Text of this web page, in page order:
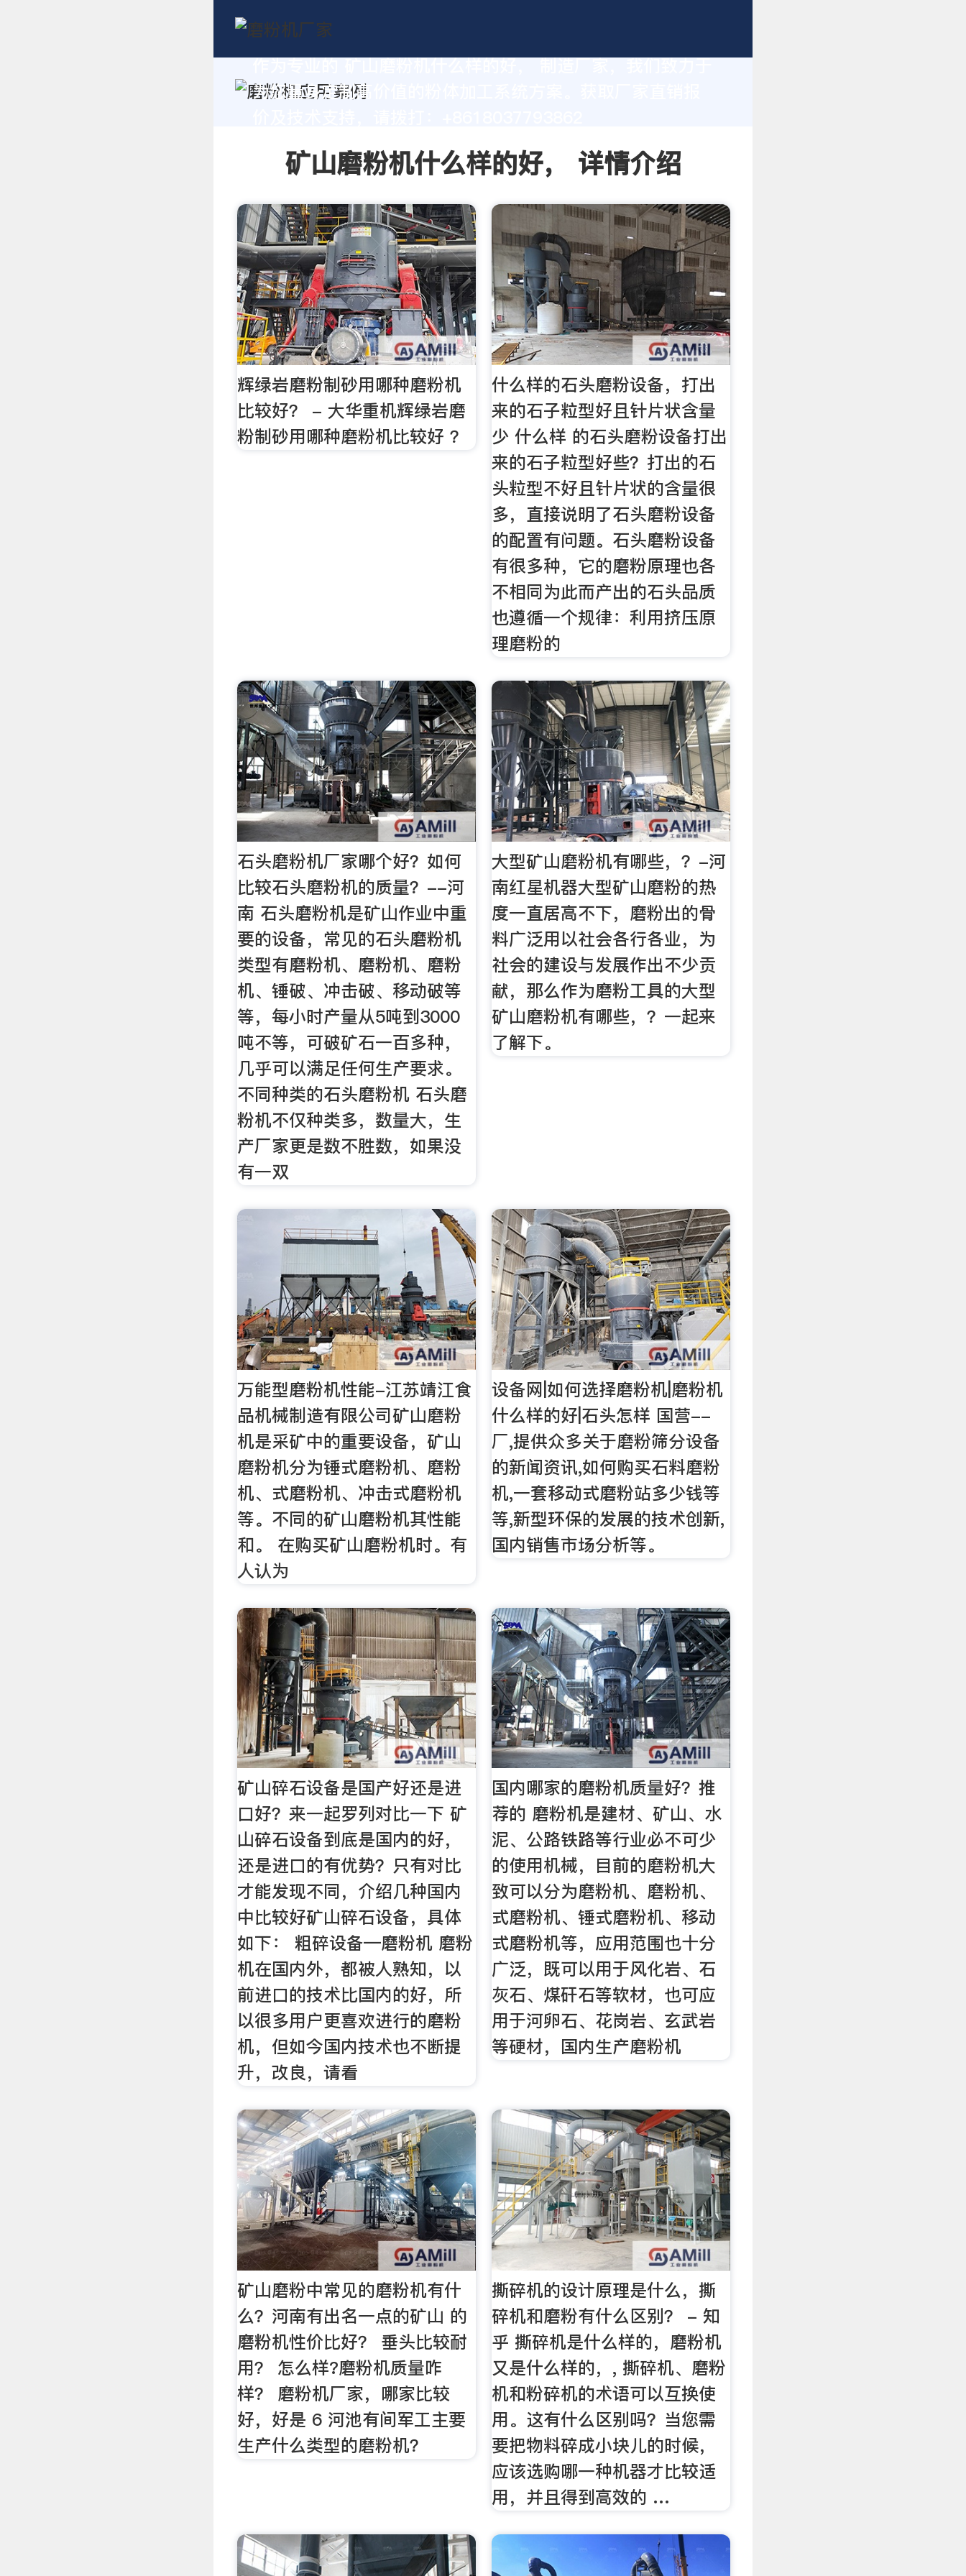
为您量身定制高价值的粉体加工系统方案。获取厂家直销报
矿山磨粉机什么样的好， 详情介绍
辉绿岩磨粉制砂用哪种磨粉机
比较好？ - 大华重机辉绿岩磨
粉制砂用哪种磨粉机比较好 ？
什么样的石头磨粉设备，打出
来的石子粒型好且针片状含量
少 什么样 的石头磨粉设备打出
来的石子粒型好些？打出的石
头粒型不好且针片状的含量很
多，直接说明了石头磨粉设备
的配置有问题。石头磨粉设备
有很多种，它的磨粉原理也各
不相同为此而产出的石头品质
也遵循一个规律：利用挤压原
理磨粉的
石头磨粉机厂家哪个好？如何
比较石头磨粉机的质量？--河
南 石头磨粉机是矿山作业中重
要的设备，常见的石头磨粉机
类型有磨粉机、磨粉机、磨粉
机、锤破、冲击破、移动破等
等，每小时产量从5吨到3000
吨不等，可破矿石一百多种，
几乎可以满足任何生产要求。
不同种类的石头磨粉机 石头磨
粉机不仅种类多，数量大，生
产厂家更是数不胜数，如果没
有一双
大型矿山磨粉机有哪些，？-河
南红星机器大型矿山磨粉的热
度一直居高不下，磨粉出的骨
料广泛用以社会各行各业，为
社会的建设与发展作出不少贡
献，那么作为磨粉工具的大型
矿山磨粉机有哪些，？一起来
了解下。
万能型磨粉机性能-江苏靖江食
品机械制造有限公司矿山磨粉
机是采矿中的重要设备，矿山
磨粉机分为锤式磨粉机、磨粉
机、式磨粉机、冲击式磨粉机
等。不同的矿山磨粉机其性能
和。 在购买矿山磨粉机时。有
人认为
设备网|如何选择磨粉机|磨粉机
什么样的好|石头怎样 国营--
厂,提供众多关于磨粉筛分设备
的新闻资讯,如何购买石料磨粉
机,一套移动式磨粉站多少钱等
等,新型环保的发展的技术创新,
国内销售市场分析等。
矿山碎石设备是国产好还是进
口好？来一起罗列对比一下 矿
山碎石设备到底是国内的好，
还是进口的有优势？只有对比
才能发现不同，介绍几种国内
中比较好矿山碎石设备，具体
如下： 粗碎设备—磨粉机 磨粉
机在国内外，都被人熟知，以
前进口的技术比国内的好，所
以很多用户更喜欢进行的磨粉
机，但如今国内技术也不断提
升，改良，请看
国内哪家的磨粉机质量好？推
荐的 磨粉机是建材、矿山、水
泥、公路铁路等行业必不可少
的使用机械，目前的磨粉机大
致可以分为磨粉机、磨粉机、
式磨粉机、锤式磨粉机、移动
式磨粉机等，应用范围也十分
广泛，既可以用于风化岩、石
灰石、煤矸石等软材，也可应
用于河卵石、花岗岩、玄武岩
等硬材，国内生产磨粉机
矿山磨粉中常见的磨粉机有什
么？河南有出名一点的矿山 的
磨粉机性价比好？ 垂头比较耐
用？ 怎么样?磨粉机质量咋
样？ 磨粉机厂家，哪家比较
好，好是 6 河池有间军工主要
生产什么类型的磨粉机？
撕碎机的设计原理是什么，撕
碎机和磨粉有什么区别？ - 知
乎 撕碎机是什么样的，磨粉机
又是什么样的，, 撕碎机、磨粉
机和粉碎机的术语可以互换使
用。这有什么区别吗？当您需
要把物料碎成小块儿的时候，
应该选购哪一种机器才比较适
用，并且得到高效的 …